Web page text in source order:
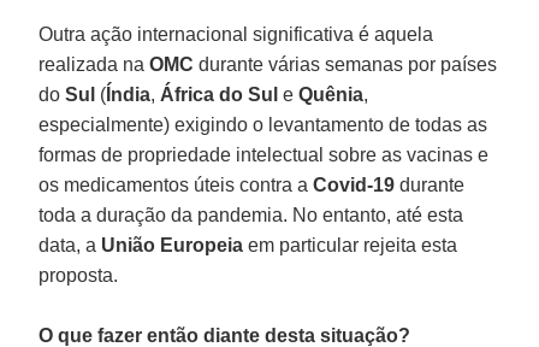
Outra ação internacional significativa é aquela
realizada naOMC durante várias semanas por países
doSul ( Índia, África do Sul eQuênia,
especialmente) exigindo o levantamento de todas as
formas de propriedade intelectual sobre as vacinas e
os medicamentos úteis contra aCovid-19 durante
toda a duração da pandemia. No entanto, até esta
data, a União Europeia em particular rejeita esta
proposta.
O que fazer então diante desta situação?